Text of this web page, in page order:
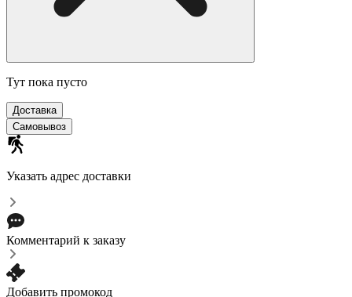
Тут пока пусто
Доставка
Самовывоз
Указать адрес доставки
Комментарий к заказу
Добавить промокод